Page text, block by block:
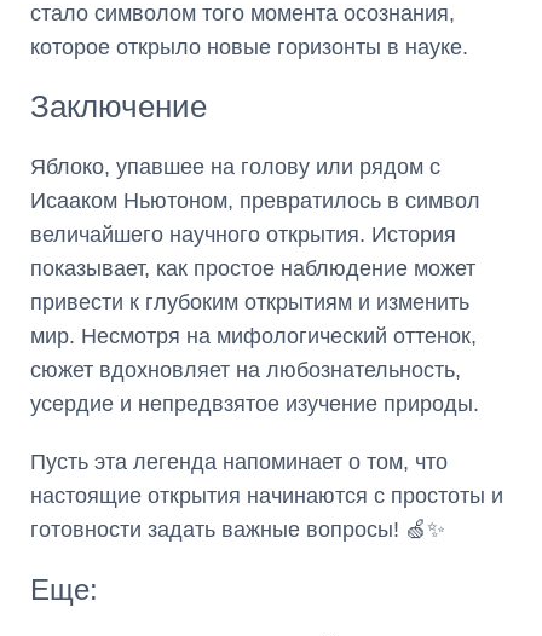
стало символом того момента осознания,
которое открыло новые горизонты в науке.
Заключение
Яблоко, упавшее на голову или рядом с
Исааком Ньютоном, превратилось в символ
величайшего научного открытия. История
показывает, как простое наблюдение может
привести к глубоким открытиям и изменить
мир. Несмотря на мифологический оттенок,
сюжет вдохновляет на любознательность,
усердие и непредвзятое изучение природы.
Пусть эта легенда напоминает о том, что
настоящие открытия начинаются с простоты и
готовности задать важные вопросы! 🍏✨
Еще: